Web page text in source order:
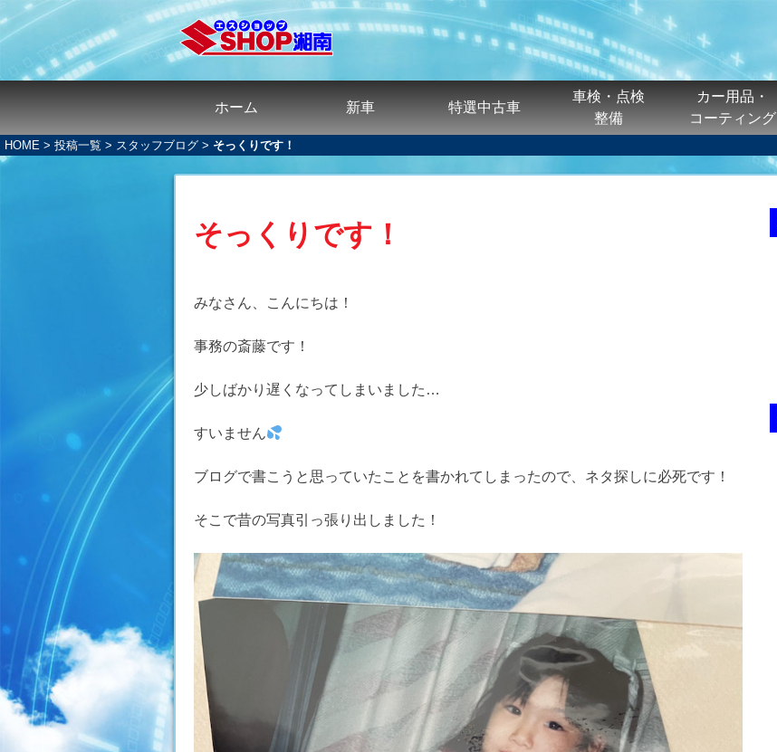
ホーム 新車 特選中古車
車検・点検
整備
カー用品・
コーティング
HOME > 投稿一覧 > スタッフブログ > そっくりです！
そっくりです！
みなさん、こんにちは！
事務の斎藤です！
少しばかり遅くなってしまいました…
すいません
ブログで書こうと思っていたことを書かれてしまったので、ネタ探しに必死です！
そこで昔の写真引っ張り出しました！